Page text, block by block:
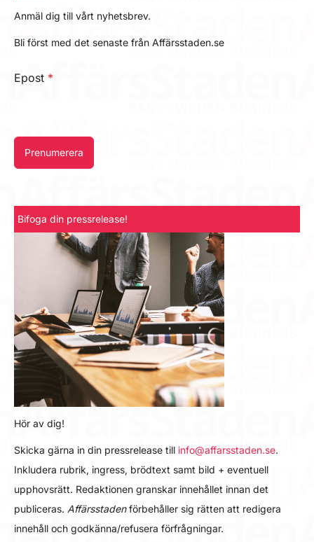
Anmäl dig till vårt nyhetsbrev.
Bli först med det senaste från Affärsstaden.se
Epost *
Prenumerera
Bifoga din pressrelease!
Hör av dig!
Skicka gärna in din pressrelease till info@affarsstaden.se.
Inkludera rubrik, ingress, brödtext samt bild + eventuell
upphovsrätt. Redaktionen granskar innehållet innan det
publiceras. Affärsstadenförbehåller sig rätten att redigera
innehåll och godkänna/refusera förfrågningar.